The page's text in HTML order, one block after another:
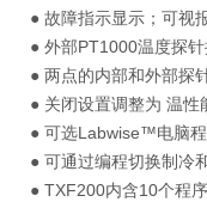
● 故障指示显示；可视
● 外部PT1000温度探针
● 两点的内部和外部探
● 关闭设置调整为 温性
● 可选Labwise™电脑程
● 可通过编程切换制冷
● TXF200内含10个程序